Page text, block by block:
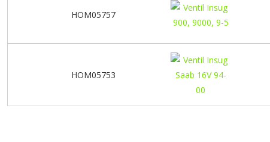
HOM05757
HOM05753